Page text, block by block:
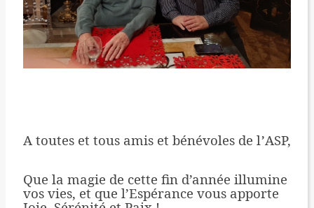
A toutes et tous amis et bénévoles de l’ASP,
Que la magie de cette fin d’année illumine
vos vies, et que l’Espérance vous apporte